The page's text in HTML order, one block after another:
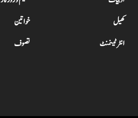
کھیل
خواتین
انٹرٹینمنٹ
تصوف